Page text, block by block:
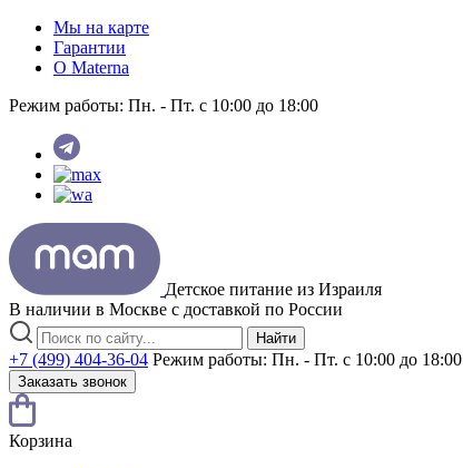
Мы на карте
Гарантии
O Materna
Режим работы: Пн. - Пт. с 10:00 до 18:00
Детское питание из Израиля
В наличии в Москве с доставкой по России
Найти
+7 (499) 404-36-04 Режим работы: Пн. - Пт. с 10:00 до 18:00
Заказать звонок
Корзина